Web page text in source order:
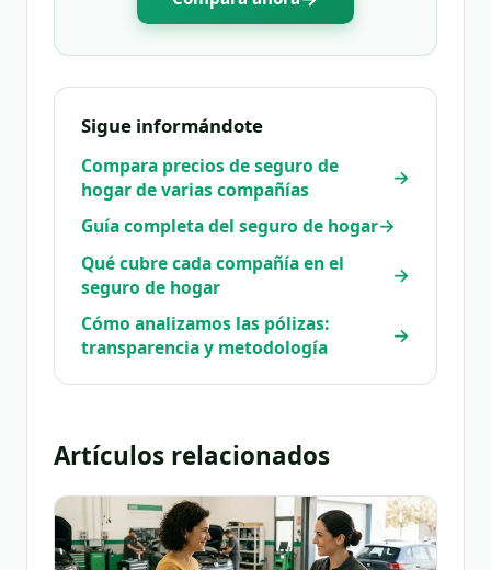
Sigue informándote
Compara precios de seguro de
hogar de varias compañías
→
Guía completa del seguro de hogar→
Qué cubre cada compañía en el
seguro de hogar
→
Cómo analizamos las pólizas:
transparencia y metodología
→
Artículos relacionados